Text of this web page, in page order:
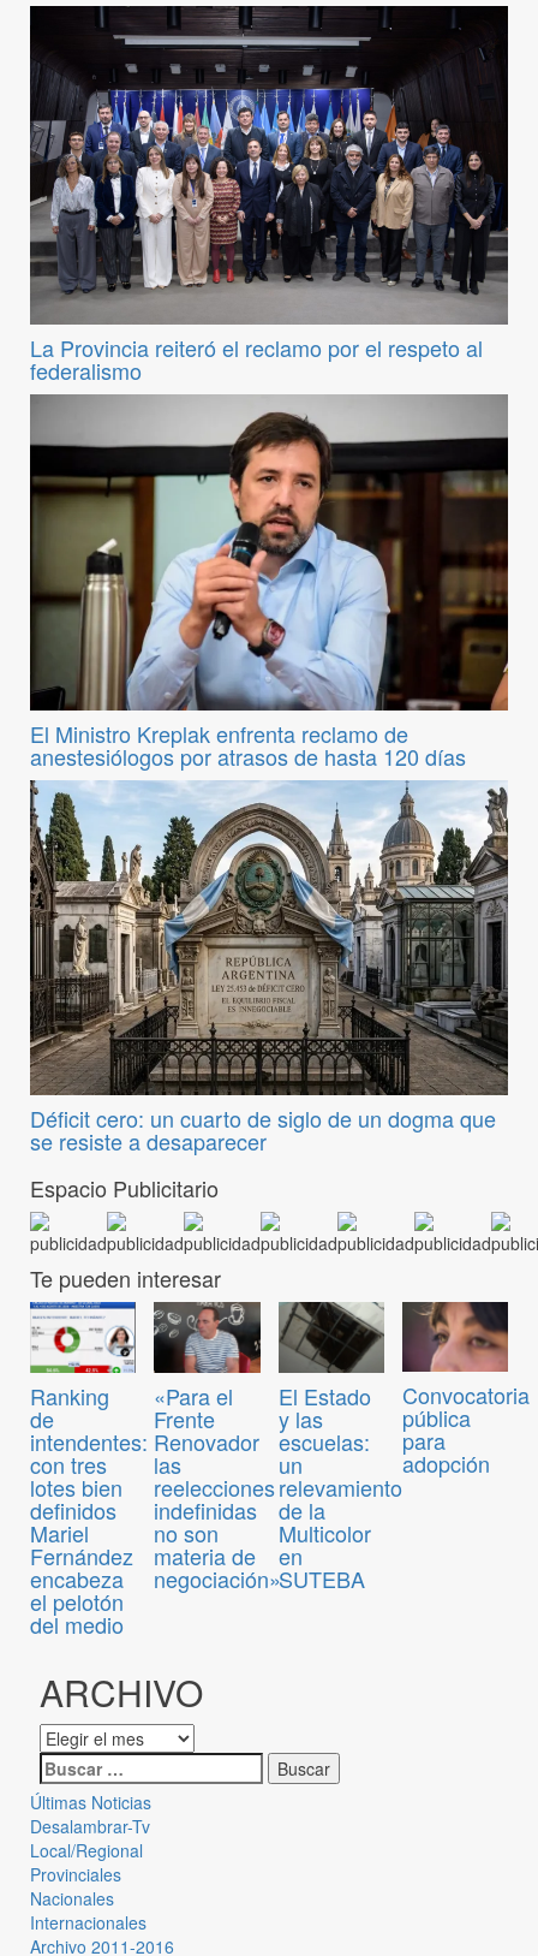
La Provincia reiteró el reclamo por el respeto al
federalismo
El Ministro Kreplak enfrenta reclamo de
anestesiólogos por atrasos de hasta 120 días
Déficit cero: un cuarto de siglo de un dogma que
se resiste a desaparecer
Espacio Publicitario
Te pueden interesar
Ranking
de
intendentes:
con tres
lotes bien
definidos
Mariel
Fernández
encabeza
el pelotón
del medio
«Para el
Frente
Renovador
las
reelecciones
indefinidas
no son
materia de
negociación»
El Estado
y las
escuelas:
un
relevamiento
de la
Multicolor
en
SUTEBA
Convocatoria
pública
para
adopción
ARCHIVO
Últimas Noticias
Desalambrar-Tv
Local/Regional
Provinciales
Nacionales
Internacionales
Archivo 2011-2016